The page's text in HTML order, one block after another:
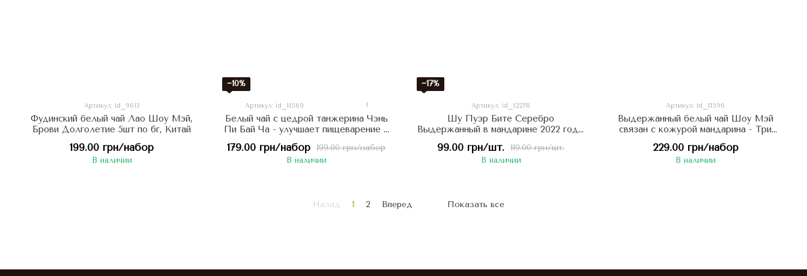
Артикул: id_9613
Фудинский белый чай Лао Шоу Мэй,
Брови Долголетие 5шт по 6г, Китай
199.00 грн/набор
В наличии
−10%
Артикул: id_11569 1
Белый чай с цедрой танжерина Чэнь
Пи Бай Ча - улучшает пищеварение и
организма 5шт по 8г, Китай
199.00 грн/набор
179.00 грн/набор
В наличии
−17%
Артикул: id_12278
Шу Пуэр Бите Серебро
Выдержанный в мандарине 2022 год -
сухом кашле, Китай
119.00 грн/шт.
99.00 грн/шт.
В наличии
Артикул: id_11596
Выдержанный белый чай Шоу Мэй
связан с кожурой мандарина - Три
229.00 грн/набор
В наличии
Назад 1 2 Вперед Показать все